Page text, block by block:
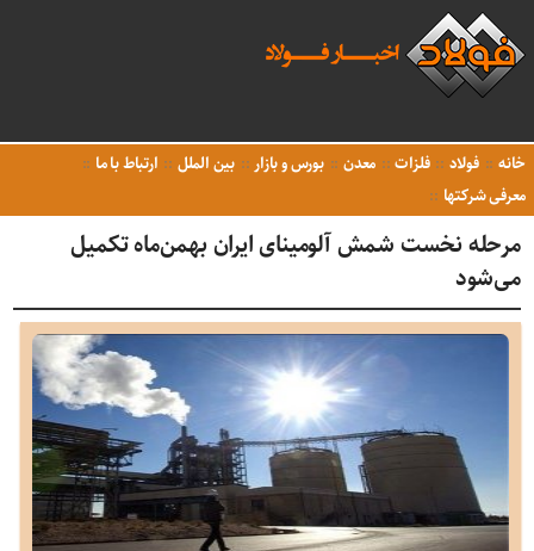
خانه فولاد فلزات معدن بورس و بازار بین الملل
ارتباط با ما
معرفی شرکتها
مرحله نخست شمش آلومینای ایران بهمن‌ماه تکمیل
می‌شود